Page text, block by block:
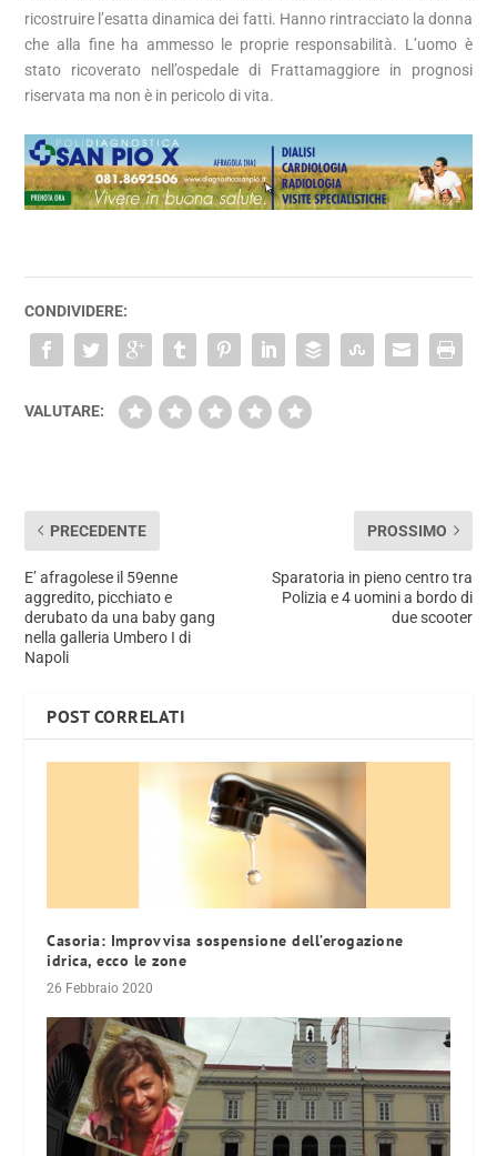
ricostruire l’esatta dinamica dei fatti. Hanno rintracciato la donna
che alla fine ha ammesso le proprie responsabilità. L’uomo è
stato ricoverato nell’ospedale di Frattamaggiore in prognosi
riservata ma non è in pericolo di vita.
CONDIVIDERE:
VALUTARE:
PRECEDENTE
E’ afragolese il 59enne
aggredito, picchiato e
derubato da una baby gang
nella galleria Umbero I di
Napoli
PROSSIMO
Sparatoria in pieno centro tra
Polizia e 4 uomini a bordo di
due scooter
POST CORRELATI
Casoria: Improvvisa sospensione dell’erogazione
idrica, ecco le zone
26 Febbraio 2020